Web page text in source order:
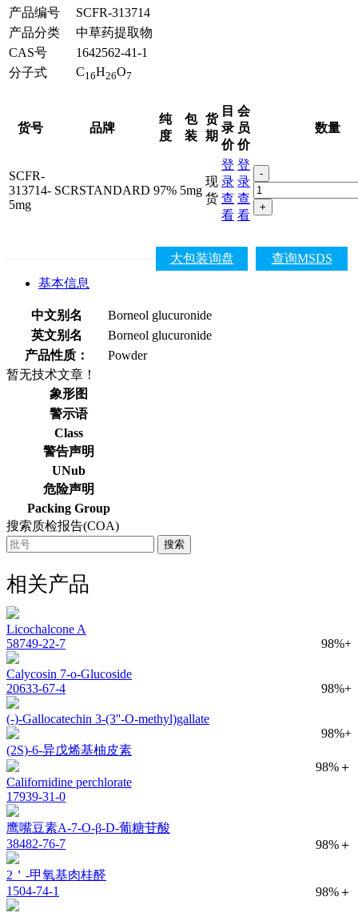
产品编号
SCFR-313714
产品分类
中草药提取物
CAS号
1642562-41-1
分子式
C16H26O7
货号 品牌
纯
度
包
装
货
期
目
录
价
会
员
价
数量
SCFR-
313714-
5mg
SCRSTANDARD 97% 5mg
现
货
登
录
查
看
登
录
查
看
-
+
查询MSDS
大包装询盘
基本信息
中文别名
Borneol glucuronide
英文别名
Borneol glucuronide
产品性质：
Powder
暂无技术文章！
象形图
警示语
Class
警告声明
UNub
危险声明
Packing Group
搜索质检报告(COA)
搜索
相关产品
Licochalcone A
98%+
58749-22-7
Calycosin 7-o-Glucoside
98%+
20633-67-4
(-)-Gallocatechin 3-(3''-O-methyl)gallate
98%+
(2S)-6-异戊烯基柚皮素
98%＋
Californidine perchlorate
17939-31-0
鹰嘴豆素A-7-O-β-D-葡糖苷酸
98%＋
38482-76-7
2＇-甲氧基肉桂醛
98%＋
1504-74-1